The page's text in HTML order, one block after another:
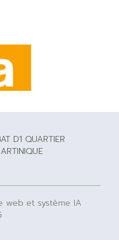
D1 QUARTIER
web et système IA